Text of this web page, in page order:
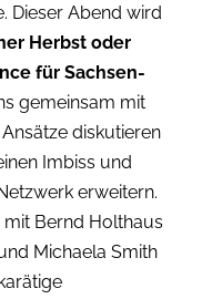
Dieser Abend wird
Herbst oder
für Sachsen-
gemeinsam mit
diskutieren
Imbiss und
erweitern.
Bernd Holthaus
Michaela Smith